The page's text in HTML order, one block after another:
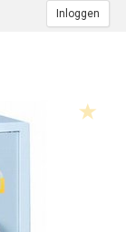
Inloggen